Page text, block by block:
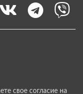
свое согласие на